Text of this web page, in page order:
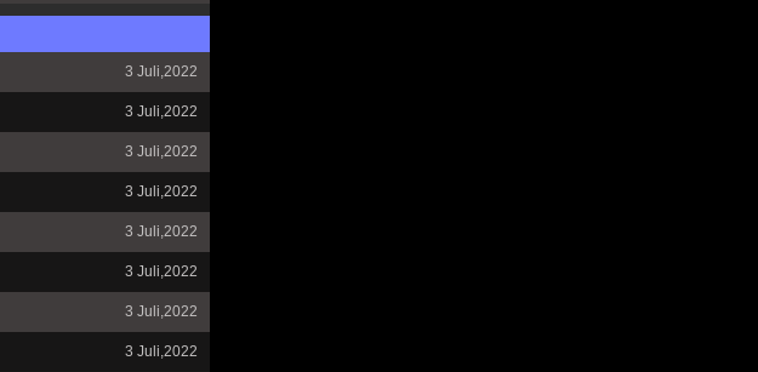
3 Juli,2022
3 Juli,2022
3 Juli,2022
3 Juli,2022
3 Juli,2022
3 Juli,2022
3 Juli,2022
3 Juli,2022